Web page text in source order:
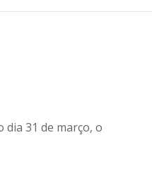
dia 31 de março, o